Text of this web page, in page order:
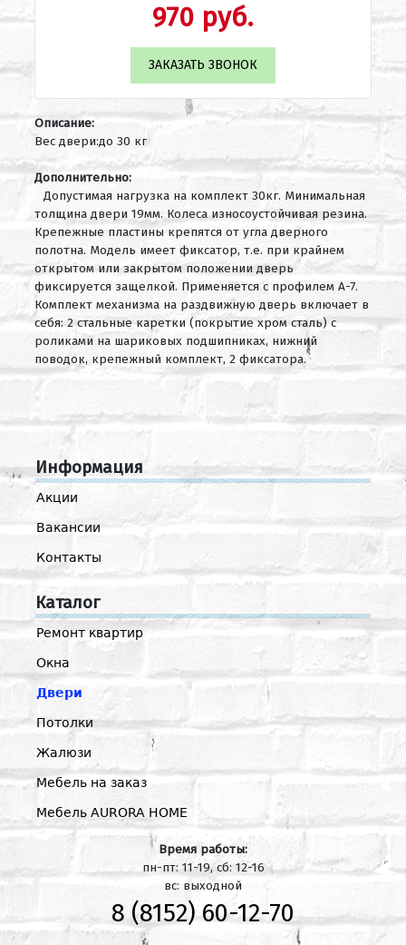
970 руб.
ЗАКАЗАТЬ ЗВОНОК
Описание:
Вес двери:до 30 кг
Дополнительно:
Допустимая нагрузка на комплект 30кг. Минимальная
толщина двери 19мм. Колеса износоустойчивая резина.
Крепежные пластины крепятся от угла дверного
полотна. Модель имеет фиксатор, т.е. при крайнем
открытом или закрытом положении дверь
фиксируется защелкой. Применяется с профилем А-7.
Комплект механизма на раздвижную дверь включает в
себя: 2 стальные каретки (покрытие хром сталь) с
роликами на шариковых подшипниках, нижний
поводок, крепежный комплект, 2 фиксатора.
Информация
Акции
Вакансии
Контакты
Каталог
Ремонт квартир
Окна
Двери
Потолки
Жалюзи
Мебель на заказ
Мебель AURORA HOME
Время работы:
пн-пт: 11-19, сб: 12-16
вс: выходной
8 (8152) 60-12-70